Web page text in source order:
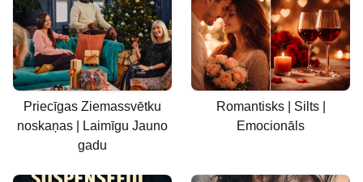
Priecīgas Ziemassvētku
noskaņas | Laimīgu Jauno
gadu
Romantisks | Silts |
Emocionāls